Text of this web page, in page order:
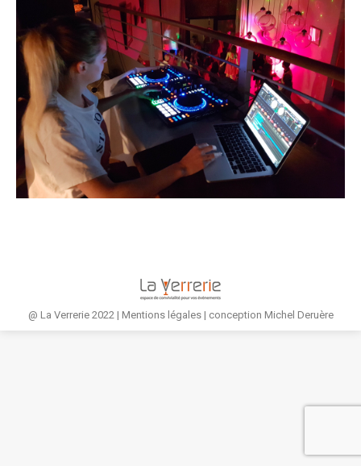
@ La Verrerie 2022 | Mentions légales| conception Michel Deruère